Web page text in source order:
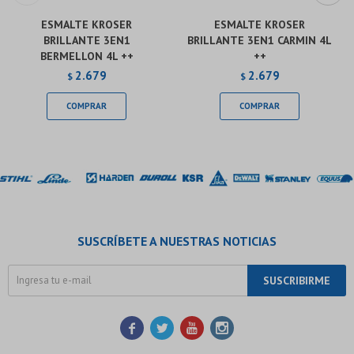
ESMALTE KROSER
BRILLANTE 3EN1
BERMELLON 4L ++
$ 2.679
ESMALTE KROSER
BRILLANTE 3EN1 CARMIN 4L
++
$ 2.679
SUSCRÍBETE A NUESTRAS NOTICIAS
SUSCRIBIRME
   